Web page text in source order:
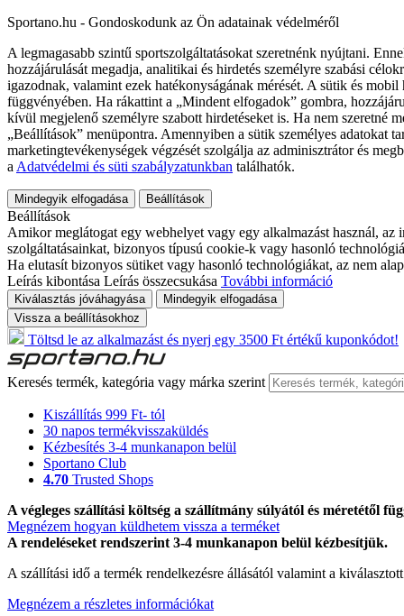
Sportano.hu - Gondoskodunk az Ön adatainak védelméről
A legmagasabb szintű sportszolgáltatásokat szeretnénk nyújtani.
hozzájárulását megadja, analitikai és hirdetés személyre szabási
igazodnak, valamint ezek hatékonyságának mérését. A sütik és
függvényében. Ha rákattint a „Mindent elfogadok” gombra,
kívül megjelenő személyre szabott hirdetéseket is. Ha nem szeretné
„Beállítások” menüpontra. Amennyiben a sütik személyes adatokat
marketingtevékenységek végzését szolgálja az adminisztrátor és
a Adatvédelmi és süti szabályzatunkban találhatók.
Mindegyik elfogadása Beállítások
Beállítások
Amikor meglátogat egy webhelyet vagy egy alkalmazást használ,
szolgáltatásainkat, bizonyos típusú cookie-k vagy hasonló
Ha elutasít bizonyos sütiket vagy hasonló technológiákat, az nem
Leírás kibontása Leírás összecsukása További információ
Kiválasztás jóváhagyása
Mindegyik elfogadása
Vissza a beállításokhoz
Töltsd le az alkalmazást és nyerj egy 3500 Ft értékű kuponkódot!
Keresés termék, kategória vagy márka szerint
Kiszállítás 999 Ft- tól
30 napos termékvisszaküldés
Kézbesítés 3-4 munkanapon belül
Sportano Club
4.70 Trusted Shops
A végleges szállítási költség a szállítmány súlyától és méretétől
Megnézem hogyan küldhetem vissza a terméket
A rendeléseket rendszerint 3-4 munkanapon belül kézbesítjük.
A szállítási idő a termék rendelkezésre állásától valamint a
Megnézem a részletes információkat